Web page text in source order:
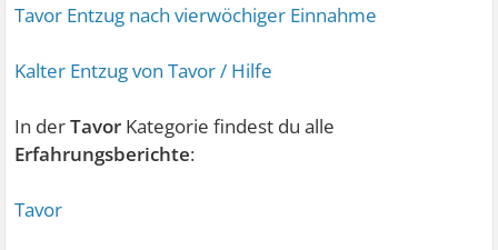
Tavor Entzug nach vierwöchiger Einnahme
Kalter Entzug von Tavor / Hilfe
In derTavor Kategorie findest du alle
Erfahrungsberichte:
Tavor